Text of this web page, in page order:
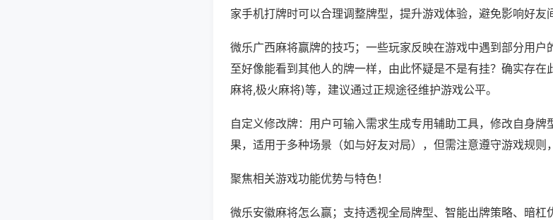
家手机打牌时可以合理调整牌型，提升游戏体验，避免影响好友
微乐广西麻将赢牌的技巧；一些玩家反映在游戏中遇到部分用户
至好像能看到其他人的牌一样，由此怀疑是不是有挂？确实存在
麻将,极火麻将)等，建议通过正规途径维护游戏公平。
自定义修改牌：用户可输入需求生成专用辅助工具，修改自身牌
果，适用于多种场景（如与好友对局），但需注意遵守游戏规则
聚焦相关游戏功能优势与特色！
微乐安徽麻将怎么赢；支持透视全局牌型、智能出牌策略、暗杠